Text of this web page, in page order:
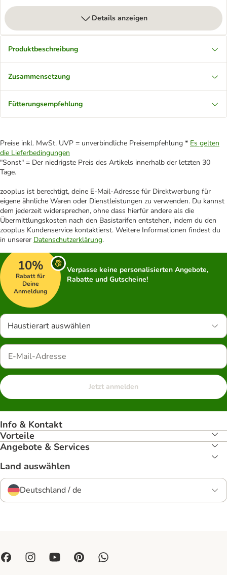
Details anzeigen
Produktbeschreibung
Zusammensetzung
Fütterungsempfehlung
Preise inkl. MwSt. UVP = unverbindliche Preisempfehlung * Es gelten
die Lieferbedingungen
"Sonst" = Der niedrigste Preis des Artikels innerhalb der letzten 30
Tage.
zooplus ist berechtigt, deine E-Mail-Adresse für Direktwerbung für
eigene ähnliche Waren oder Dienstleistungen zu verwenden. Du kannst
dem jederzeit widersprechen, ohne dass hierfür andere als die
Übermittlungskosten nach den Basistarifen entstehen, indem du den
zooplus Kundenservice kontaktierst. Weitere Informationen findest du
in unserer Datenschutzerklärung.
10%
Rabatt für
Deine
Anmeldung
Verpasse keine personalisierten Angebote,
Rabatte und Gutscheine!
Haustierart auswählen
Jetzt anmelden
Info & Kontakt
Vorteile
Angebote & Services
Land auswählen
Deutschland / de